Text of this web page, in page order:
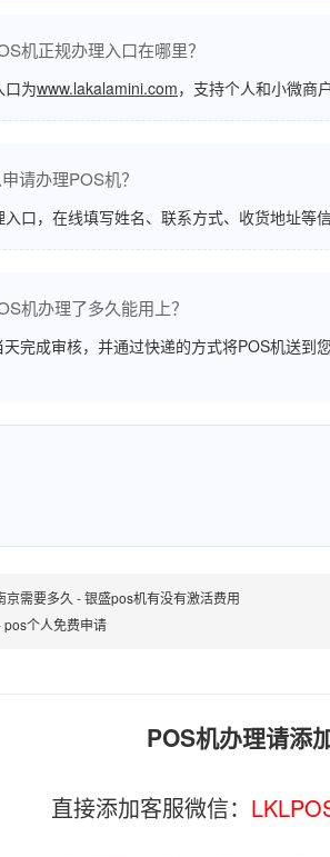
机正规办理入口在哪里？
口为www.lakalamini.com，支持个人和小微商
请办理POS机？
口，在线填写姓名、联系方式、收货地址等
机办理了多久能用上？
完成审核，并通过快递的方式将POS机送到
需要多久 - 银盛pos机有没有激活费用
pos个人免费申请
POS机办理请添
直接添加客服微信：